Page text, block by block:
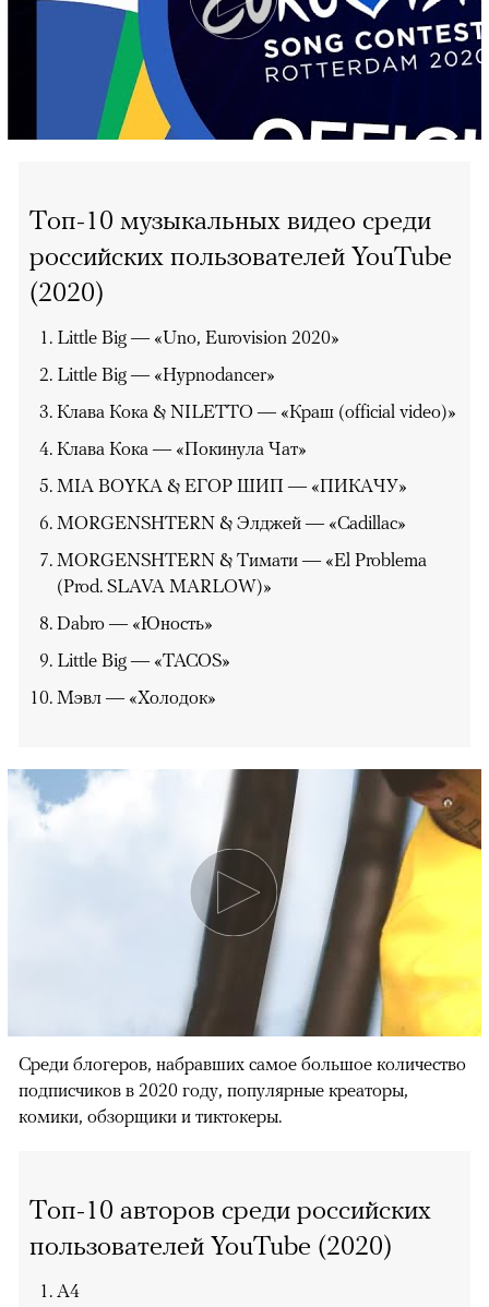
Топ-10 музыкальных видео среди
российских пользователей YouTube
(2020)
Little Big — «Uno, Eurovision 2020»
Little Big — «Hypnodancer»
Клава Кока & NILETTO — «Краш (official video)»
Клава Кока — «Покинула Чат»
MIA BOYKA & ЕГОР ШИП — «ПИКАЧУ»
MORGENSHTERN & Элджей — «Cadillac»
MORGENSHTERN & Тимати — «El Problema
(Prod. SLAVA MARLOW)»
Dabro — «Юность»
Little Big — «TACOS»
Мэвл — «Холодок»
Среди блогеров, набравших самое большое количество
подписчиков в 2020 году, популярные креаторы,
комики, обзорщики и тиктокеры.
Топ-10 авторов среди российских
пользователей YouTube (2020)
A4